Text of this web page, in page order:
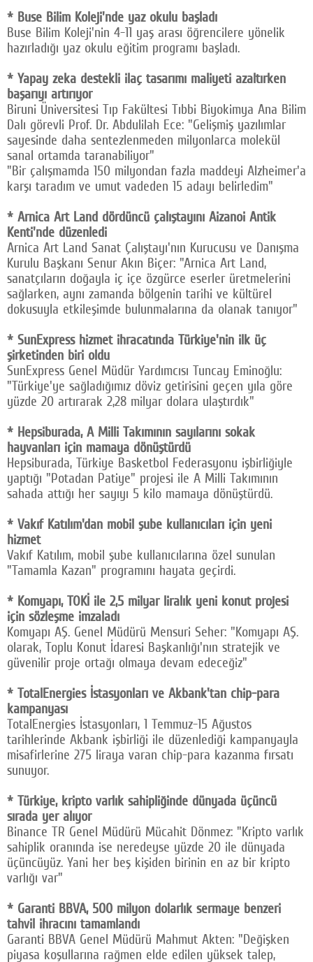
Facebook
Twitter
Google Plus
© 2026 TÜM HAKLARI SAKLIDIR
* Buse Bilim Koleji'nde yaz okulu başladı
Buse Bilim Koleji'nin 4-11 yaş arası öğrencilere yönelik
hazırladığı yaz okulu eğitim programı başladı.
* Yapay zeka destekli ilaç tasarımı maliyeti azaltırken
başarıyı artırıyor
Biruni Üniversitesi Tıp Fakültesi Tıbbi Biyokimya Ana Bilim
Dalı görevli Prof. Dr. Abdulilah Ece: "Gelişmiş yazılımlar
sayesinde daha sentezlenmeden milyonlarca molekül
sanal ortamda taranabiliyor"
"Bir çalışmamda 150 milyondan fazla maddeyi Alzheimer'a
karşı taradım ve umut vadeden 15 adayı belirledim"
* Arnica Art Land dördüncü çalıştayını Aizanoi Antik
Kenti'nde düzenledi
Arnica Art Land Sanat Çalıştayı'nın Kurucusu ve Danışma
Kurulu Başkanı Senur Akın Biçer: "Arnica Art Land,
sanatçıların doğayla iç içe özgürce eserler üretmelerini
sağlarken, aynı zamanda bölgenin tarihi ve kültürel
dokusuyla etkileşimde bulunmalarına da olanak tanıyor"
* SunExpress hizmet ihracatında Türkiye'nin ilk üç
şirketinden biri oldu
SunExpress Genel Müdür Yardımcısı Tuncay Eminoğlu:
"Türkiye'ye sağladığımız döviz getirisini geçen yıla göre
yüzde 20 artırarak 2,28 milyar dolara ulaştırdık"
* Hepsiburada, A Milli Takımının sayılarını sokak
hayvanları için mamaya dönüştürdü
Hepsiburada, Türkiye Basketbol Federasyonu işbirliğiyle
yaptığı "Potadan Patiye" projesi ile A Milli Takımının
sahada attığı her sayıyı 5 kilo mamaya dönüştürdü.
* Vakıf Katılım'dan mobil şube kullanıcıları için yeni
hizmet
Vakıf Katılım, mobil şube kullanıcılarına özel sunulan
"Tamamla Kazan" programını hayata geçirdi.
* Komyapı, TOKİ ile 2,5 milyar liralık yeni konut projesi
için sözleşme imzaladı
Komyapı AŞ. Genel Müdürü Mensuri Seher: "Komyapı AŞ.
olarak, Toplu Konut İdaresi Başkanlığı'nın stratejik ve
güvenilir proje ortağı olmaya devam edeceğiz"
* TotalEnergies İstasyonları ve Akbank'tan chip-para
kampanyası
TotalEnergies İstasyonları, 1 Temmuz-15 Ağustos
tarihlerinde Akbank işbirliği ile düzenlediği kampanyayla
misafirlerine 275 liraya varan chip-para kazanma fırsatı
sunuyor.
* Türkiye, kripto varlık sahipliğinde dünyada üçüncü
sırada yer alıyor
Binance TR Genel Müdürü Mücahit Dönmez: "Kripto varlık
sahiplik oranında ise neredeyse yüzde 20 ile dünyada
üçüncüyüz. Yani her beş kişiden birinin en az bir kripto
varlığı var"
* Garanti BBVA, 500 milyon dolarlık sermaye benzeri
tahvil ihracını tamamlandı
Garanti BBVA Genel Müdürü Mahmut Akten: "Değişken
piyasa koşullarına rağmen elde edilen yüksek talep,